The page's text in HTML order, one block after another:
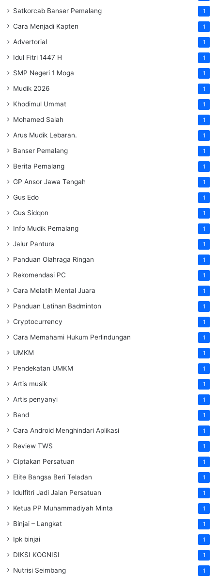
Satkorcab Banser Pemalang 1
Cara Menjadi Kapten 1
Advertorial 1
Idul Fitri 1447 H 1
SMP Negeri 1 Moga 1
Mudik 2026 1
Khodimul Ummat 1
Mohamed Salah 1
Arus Mudik Lebaran. 1
Banser Pemalang 1
Berita Pemalang 1
GP Ansor Jawa Tengah 1
Gus Edo 1
Gus Sidqon 1
Info Mudik Pemalang 1
Jalur Pantura 1
Panduan Olahraga Ringan 1
Rekomendasi PC 1
Cara Melatih Mental Juara 1
Panduan Latihan Badminton 1
Cryptocurrency 1
Cara Memahami Hukum Perlindungan 1
UMKM 1
Pendekatan UMKM 1
Artis musik 1
Artis penyanyi 1
Band 1
Cara Android Menghindari Aplikasi 1
Review TWS 1
Ciptakan Persatuan 1
Elite Bangsa Beri Teladan 1
Idulfitri Jadi Jalan Persatuan 1
Ketua PP Muhammadiyah Minta 1
Binjai – Langkat 1
Ipk binjai 1
DIKSI KOGNISI 1
Nutrisi Seimbang 1